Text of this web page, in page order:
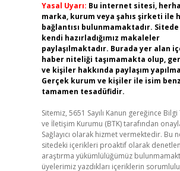
Yasal Uyarı: Bu internet sitesi,
marka, kurum veya şahıs şirketi ile
bağlantısı bulunmamaktadır. Sitede
kendi hazırladığımız makaleler
paylaşılmaktadır. Burada yer alan
haber niteliği taşımamakta olup,
ve kişiler hakkında paylaşım
Gerçek kurum ve kişiler ile isim
tamamen tesadüfidir.
Sitemiz, 5651 Sayılı Kanun gereğince
ve İletişim Kurumu (BTK) tarafından
Sağlayıcı olarak hizmet vermektedir. Bu
sitedeki içerikleri proaktif olarak
araştırma yükümlülüğümüz
üyelerimiz yazdıkları içeriklerin